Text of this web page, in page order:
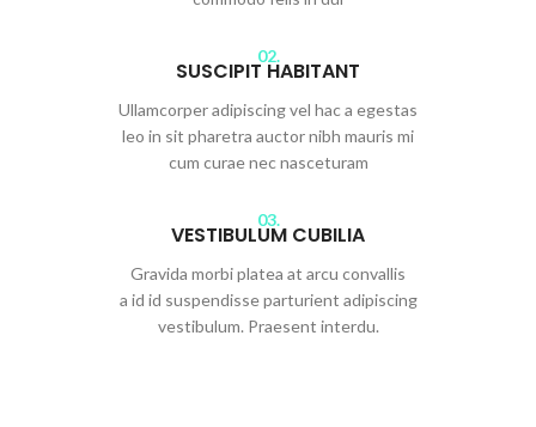
02.
SUSCIPIT HABITANT
Ullamcorper adipiscing vel hac a egestas
leo in sit pharetra auctor nibh mauris mi
cum curae nec nasceturam
03.
VESTIBULUM CUBILIA
Gravida morbi platea at arcu convallis
a id id suspendisse parturient adipiscing
vestibulum. Praesent interdu.